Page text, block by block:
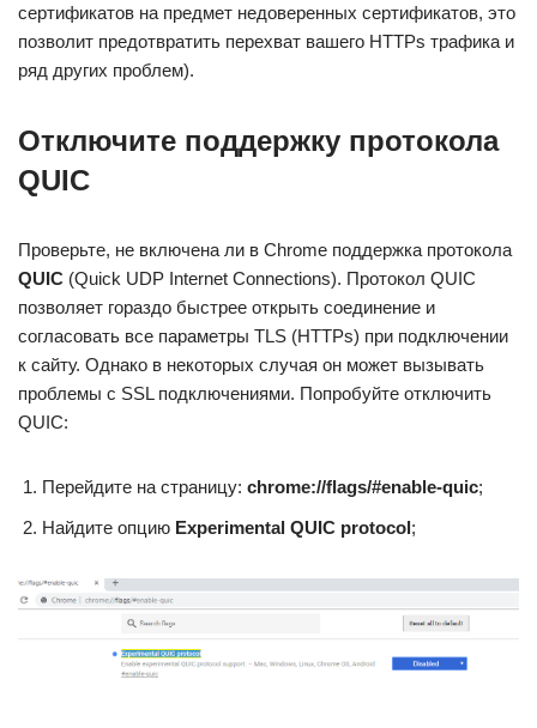
сертификатов на предмет недоверенных сертификатов, это
позволит предотвратить перехват вашего HTTPs трафика и
ряд других проблем).
Отключите поддержку протокола
QUIC
Проверьте, не включена ли в Chrome поддержка протокола
QUIC (Quick UDP Internet Connections). Протокол QUIC
позволяет гораздо быстрее открыть соединение и
согласовать все параметры TLS (HTTPs) при подключении
к сайту. Однако в некоторых случая он может вызывать
проблемы с SSL подключениями. Попробуйте отключить
QUIC:
Перейдите на страницу: chrome://flags/#enable-quic;
Найдите опцию Experimental QUIC protocol;